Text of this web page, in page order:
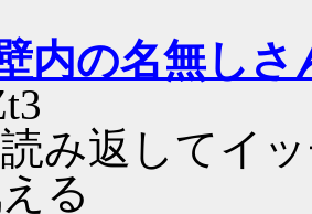
内の名無しさ
み返してイ
る